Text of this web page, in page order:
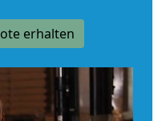
erhalten